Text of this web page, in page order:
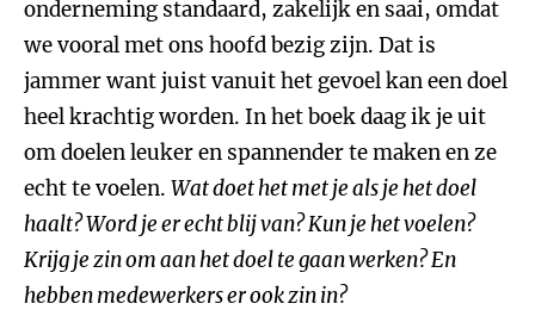
onderneming standaard, zakelijk en saai, omdat
we vooral met ons hoofd bezig zijn. Dat is
jammer want juist vanuit het gevoel kan een doel
heel krachtig worden. In het boek daag ik je uit
om doelen leuker en spannender te maken en ze
echt te voelen. Wat doet het met je als je het doel
haalt? Word je er echt blij van? Kun je het voelen?
Krijg je zin om aan het doel te gaan werken? En
hebben medewerkers er ook zin in?